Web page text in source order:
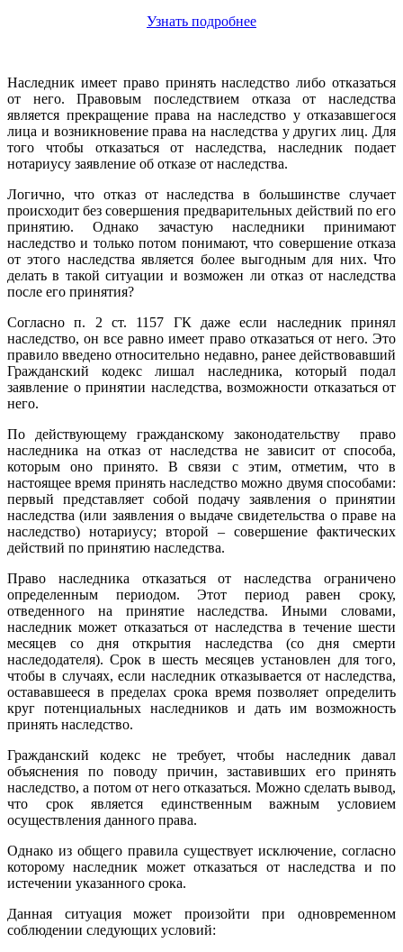
Узнать подробнее
Наследник имеет право принять наследство либо отказаться
от него. Правовым последствием отказа от наследства
является прекращение права на наследство у отказавшегося
лица и возникновение права на наследства у других лиц. Для
того чтобы отказаться от наследства, наследник подает
нотариусу заявление об отказе от наследства.
Логично, что отказ от наследства в большинстве случает
происходит без совершения предварительных действий по его
принятию. Однако зачастую наследники принимают
наследство и только потом понимают, что совершение отказа
от этого наследства является более выгодным для них. Что
делать в такой ситуации и возможен ли отказ от наследства
после его принятия?
Согласно п. 2 ст. 1157 ГК даже если наследник принял
наследство, он все равно имеет право отказаться от него. Это
правило введено относительно недавно, ранее действовавший
Гражданский кодекс лишал наследника, который подал
заявление о принятии наследства, возможности отказаться от
него.
По действующему гражданскому законодательству право
наследника на отказ от наследства не зависит от способа,
которым оно принято. В связи с этим, отметим, что в
настоящее время принять наследство можно двумя способами:
первый представляет собой подачу заявления о принятии
наследства (или заявления о выдаче свидетельства о праве на
наследство) нотариусу; второй – совершение фактических
действий по принятию наследства.
Право наследника отказаться от наследства ограничено
определенным периодом. Этот период равен сроку,
отведенного на принятие наследства. Иными словами,
наследник может отказаться от наследства в течение шести
месяцев со дня открытия наследства (со дня смерти
наследодателя). Срок в шесть месяцев установлен для того,
чтобы в случаях, если наследник отказывается от наследства,
остававшееся в пределах срока время позволяет определить
круг потенциальных наследников и дать им возможность
принять наследство.
Гражданский кодекс не требует, чтобы наследник давал
объяснения по поводу причин, заставивших его принять
наследство, а потом от него отказаться. Можно сделать вывод,
что срок является единственным важным условием
осуществления данного права.
Однако из общего правила существует исключение, согласно
которому наследник может отказаться от наследства и по
истечении указанного срока.
Данная ситуация может произойти при одновременном
соблюдении следующих условий: